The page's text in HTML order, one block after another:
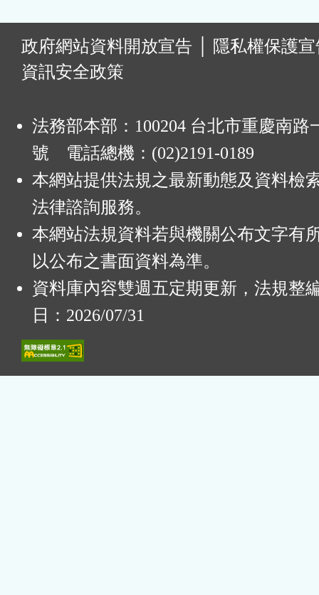
政府網站資料開放宣告
隱私權保護
資訊安全政策
法務部本部：100204 台北市重慶南路
號 電話總機：(02)2191-0189
本網站提供法規之最新動態及資料檢
法律諮詢服務。
本網站法規資料若與機關公布文字有
以公布之書面資料為準。
資料庫內容雙週五定期更新，法規整
日：2026/07/31